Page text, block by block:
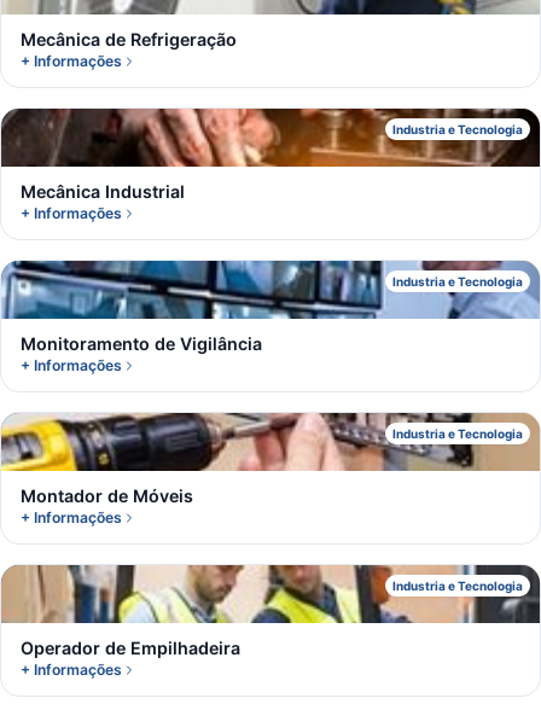
Mecânica de Refrigeração
+ Informações
Industria e Tecnologia
M
Mecânica Industrial
+ Informações
Industria e Tecnologia
M
Monitoramento de Vigilância
+ Informações
Industria e Tecnologia
M
Montador de Móveis
+ Informações
Industria e Tecnologia
O
Operador de Empilhadeira
+ Informações